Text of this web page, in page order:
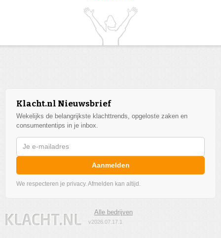
Klacht.nl Nieuwsbrief
Wekelijks de belangrijkste klachttrends, opgeloste zaken en
consumententips in je inbox.
Aanmelden
We respecteren je privacy. Afmelden kan altijd.
Alle bedrijven
v2026.07.17.1